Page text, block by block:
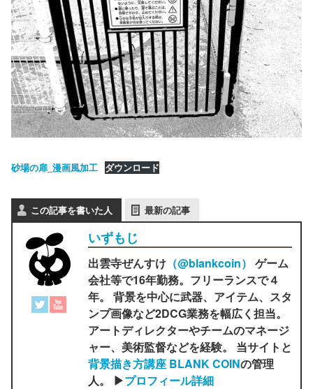
砂場の扉_漫画風加工 ダウンロード
この記事を書いた人 最新の記事
いずもじ
出雲寺ぜんすけ （‎@blankcoin） ゲーム
会社等で16年勤務。フリーランスで４
年。 背景を中心に武器、アイテム、スタ
ンプ画像など2DCG業務を幅広く担当。
アートディレクターやチームのマネージ
ャー、美術監督などを経験。 当サイトと
背景描き方講座 BLANK COINの管理
人。 ▶プロフィール詳細